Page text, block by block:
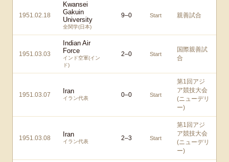
1951.02.18
Kwansei
Gakuin
University
全関学(日本)
9–0 Start 親善試合
1951.03.03
Indian Air
Force
インド空軍(イン
ド)
2–0 Start
国際親善試
合
1951.03.07 Iran
イラン代表 0–0 Start
第1回アジ
ア競技大会
(ニューデリ
ー)
1951.03.08 Iran
イラン代表 2–3 Start
第1回アジ
ア競技大会
(ニューデリ
ー)